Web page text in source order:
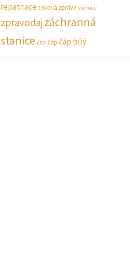
repatriacetisková zpráva vánoce
zpravodajzáchranná
stanice čso čáp čáp bílý